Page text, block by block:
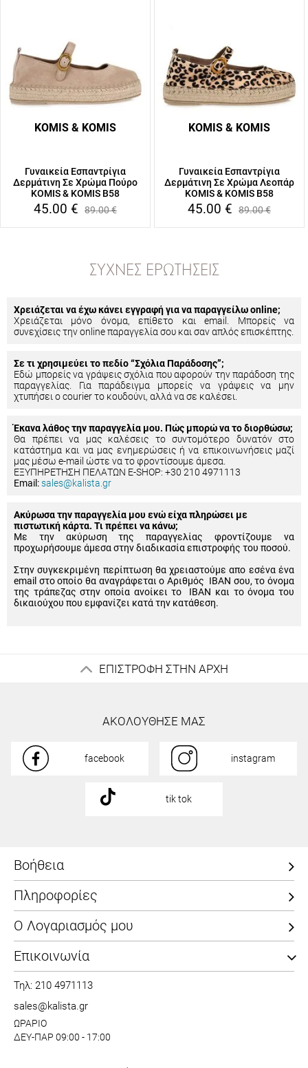
KOMIS & KOMIS
Γυναικεία Εσπαντρίγια
Δερμάτινη Σε Χρώμα Πούρο
KOMIS & KOMIS B58
45.00 € 89.00€
KOMIS & KOMIS
Γυναικεία Εσπαντρίγια
Δερμάτινη Σε Χρώμα Λεοπάρ
KOMIS & KOMIS B58
45.00 € 89.00€
ΣΥΧΝΈΣ ΕΡΩΤΉΣΕΙΣ
Χρειάζεται να έχω κάνει εγγραφή για να παραγγείλω online;
Χρειάζεται μόνο όνομα, επίθετο και email. Μπορείς να
συνεχίσεις την online παραγγελία σου και σαν απλός επισκέπτης.
Σε τι χρησιμεύει το πεδίο “Σχόλια Παράδοσης”;
Εδώ μπορείς να γράψεις σχόλια που αφορούν την παράδοση της
παραγγελίας. Για παράδειγμα μπορείς να γράψεις να μην
χτυπήσει ο courier το κουδούνι, αλλά να σε καλέσει.
Έκανα λάθος την παραγγελία μου. Πώς μπορώ να το διορθώσω;
Θα πρέπει να μας καλέσεις το συντομότερο δυνατόν στο
κατάστημα και να μας ενημερώσεις ή να επικοινωνήσεις μαζί
μας μέσω e-mail ώστε να το φροντίσουμε άμεσα.
ΕΞΥΠΗΡΕΤΗΣΗ ΠΕΛΑΤΩΝ E-SHOP: +30 210 4971113
Email:sales@kalista.gr
Ακύρωσα την παραγγελία μου ενώ είχα πληρώσει με
πιστωτική κάρτα. Τι πρέπει να κάνω;
Με την ακύρωση της παραγγελίας φροντίζουμε να
προχωρήσουμε άμεσα στην διαδικασία επιστροφής του ποσού.
Στην συγκεκριμένη περίπτωση θα χρειαστούμε απο εσένα ένα
email στο οποίο θα αναγράφεται ο Αριθμός IBAN σου, το όνομα
της τράπεζας στην οποία ανοίκει το IBAN και το όνομα του
δικαιούχου που εμφανίζει κατά την κατάθεση.
ΕΠΙΣΤΡΟΦΗ ΣΤΗΝ ΑΡΧΗ
ΑΚΟΛΟΥΘΗΣΕ ΜΑΣ
facebook instagram
tik tok
Βοήθεια
Πληροφορίες
Ο Λογαριασμός μου
Επικοινωνία
Τηλ: 210 4971113
sales@kalista.gr
ΩΡΑΡΙΟ
ΔΕΥ-ΠΑΡ 09:00 - 17:00